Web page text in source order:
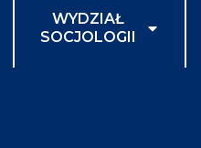
WYDZIAŁ
SOCJOLOGII